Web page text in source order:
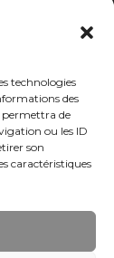
technologies
des
permettra de
ou les ID
son
caractéristiques